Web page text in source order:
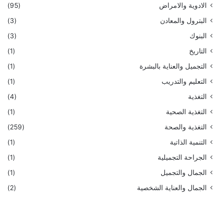
الادوية والامراض
(95)
البترول والمعادن
(3)
البنوك
(3)
التاريخ
(1)
التجميل والعناية بالبشرة
(1)
التعليم والتدريب
(1)
التغذية
(4)
التغذية الصحية
(1)
التغذية والصحة
(259)
التنمية الذاتية
(1)
الجراحة التجميلية
(1)
الجمال والتجميل
(1)
الجمال والعناية الشخصية
(2)